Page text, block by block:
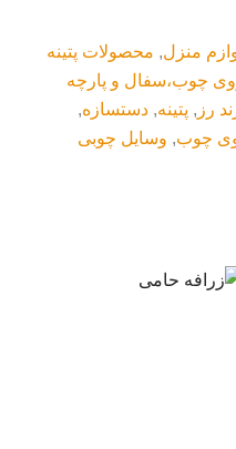
منزل, محصولات پتینه
چوب،سفال و پارچه
رز , پتینه,دستسازه,
چوب, وسایل چوبی